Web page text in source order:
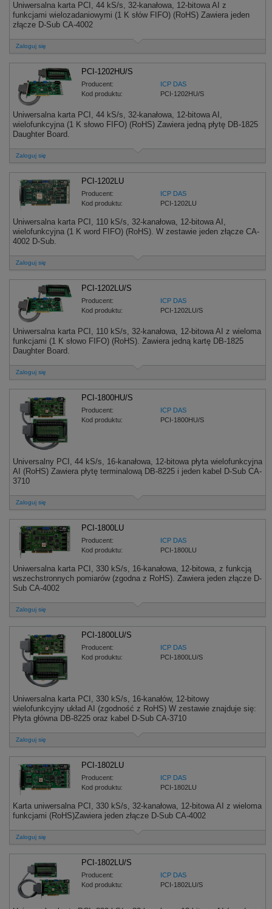
Uniwersalna karta PCI, 44 kS/s, 32-kanałowa, 12-bitowa AI z
funkcjami wielozadaniowymi (1 K słów FIFO) (RoHS) Zawiera jeden
złącze D-Sub CA-4002
Zaloguj się
PCI-1202HU/S
Producent:
ICP DAS
Kod produktu:
PCI-1202HU/S
Uniwersalna karta PCI, 44 kS/s, 32-kanałowa, 12-bitowa AI,
wielofunkcyjna (1 K słowo FIFO) (RoHS) Zawiera jedną płytę DB-1825
Daughter Board.
Zaloguj się
PCI-1202LU
Producent:
ICP DAS
Kod produktu:
PCI-1202LU
Uniwersalna karta PCI, 110 kS/s, 32-kanałowa, 12-bitowa AI,
wielofunkcyjna (1 K word FIFO) (RoHS). W zestawie jeden złącze CA-
4002 D-Sub.
Zaloguj się
PCI-1202LU/S
Producent:
ICP DAS
Kod produktu:
PCI-1202LU/S
Uniwersalna karta PCI, 110 kS/s, 32-kanałowa, 12-bitowa AI z wieloma
funkcjami (1 K słowo FIFO) (RoHS). Zawiera jedną kartę DB-1825
Daughter Board.
Zaloguj się
PCI-1800HU/S
Producent:
ICP DAS
Kod produktu:
PCI-1800HU/S
Universalny PCI, 44 kS/s, 16-kanałowa, 12-bitowa płyta wielofunkcyjna
AI (RoHS) Zawiera płytę terminalową DB-8225 i jeden kabel D-Sub CA-
3710
Zaloguj się
PCI-1800LU
Producent:
ICP DAS
Kod produktu:
PCI-1800LU
Uniwersalna karta PCI, 330 kS/s, 16-kanałowa, 12-bitowa, z funkcją
wszechstronnych pomiarów (zgodna z RoHS). Zawiera jeden złącze D-
Sub CA-4002
Zaloguj się
PCI-1800LU/S
Producent:
ICP DAS
Kod produktu:
PCI-1800LU/S
Uniwersalna karta PCI, 330 kS/s, 16-kanałów, 12-bitowy
wielofunkcyjny układ AI (zgodność z RoHS) W zestawie znajduje się:
Płyta główna DB-8225 oraz kabel D-Sub CA-3710
Zaloguj się
PCI-1802LU
Producent:
ICP DAS
Kod produktu:
PCI-1802LU
Karta uniwersalna PCI, 330 kS/s, 32-kanałowa, 12-bitowa AI z wieloma
funkcjami (RoHS)Zawiera jeden złącze D-Sub CA-4002
Zaloguj się
PCI-1802LU/S
Producent:
ICP DAS
Kod produktu:
PCI-1802LU/S